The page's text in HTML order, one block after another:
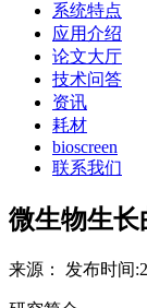
系统特点
应用介绍
论文大厅
技术问答
资讯
耗材
bioscreen
联系我们
微生物生长
来源： 发布时间: